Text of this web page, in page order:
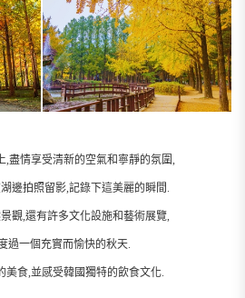
,盡情享受清新的空氣和寧靜的氛圍,
邊拍照留影,記錄下這美麗的瞬間.
觀,還有許多文化設施和藝術展覽,
過一個充實而愉快的秋天.
美食,並感受韓國獨特的飲食文化.